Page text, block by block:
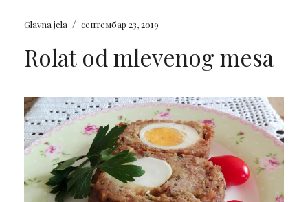
Glavna jela / септембар 23, 2019
Rolat od mlevenog mesa